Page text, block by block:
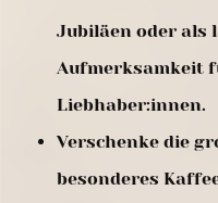
Jubiläen oder als
Aufmerksamkeit
Liebhaber:innen.
Verschenke die
besonderes